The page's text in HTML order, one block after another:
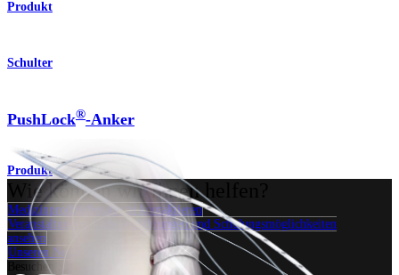
Produkt
Schulter
PushLock®-Anker
Produkt
Wie können wir Ihnen helfen?
Medizinproduktberater:in kontaktieren
Veranstaltungen, Lab-Vorführungen und Schulungsmöglichkeiten
ansehen
Unseren Newsletter abonnieren
Besuchen Sie uns